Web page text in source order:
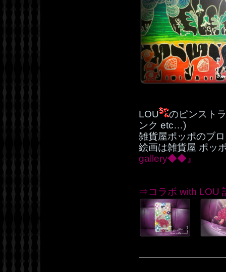
LOU
のピンスト
ンク etc…)
雑貨屋ポッポのブ
絵画は雑貨屋 ポッ
gallery◆◆』
⇒コラボ with LOU